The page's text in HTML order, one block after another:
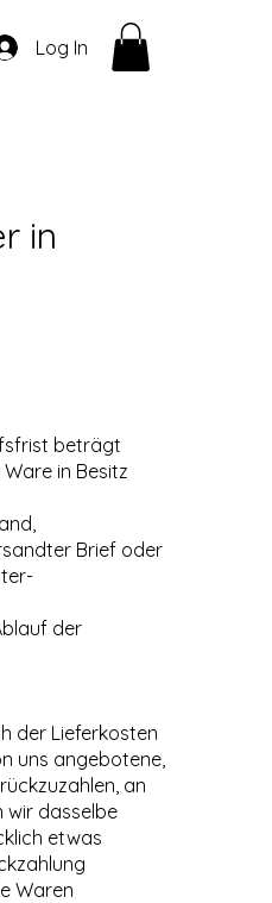
Log In
in
beträgt
in Besitz
Brief oder
der
der Lieferkosten
uns angebotene,
an
wir dasselbe
etwas
Waren